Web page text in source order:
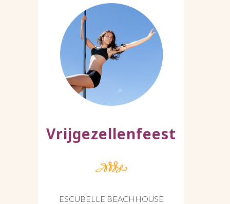
Vrijgezellenfeest
ESCUBELLE BEACHHOUSE